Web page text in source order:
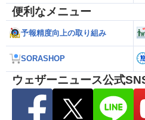
便利なメニュー
予報精度向上の取り組み
SORASHOP
ウェザーニュース公式